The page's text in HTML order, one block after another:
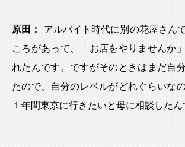
原田：
アルバイト時代に別の花屋さん
ころがあって、「お店をやりませんか
れたんです。ですがそのときはまだ自
たので、自分のレベルがどれぐらいな
１年間東京に行きたいと母に相談したん